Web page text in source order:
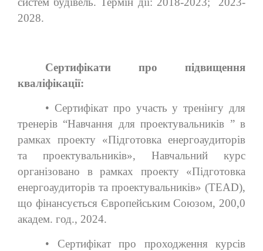
2028.
Сертифікати про підвищення
кваліфікації:
• Сертифікат про участь у тренінгу для
тренерів “Навчання для проектувальників ” в
рамках проекту «Підготовка енергоаудиторів
та проектувальників», Навчальний курс
організовано в рамках проекту «Підготовка
енергоаудиторів та проектувальників» (TEAD),
що фінансується Європейським Союзом, 200,0
академ. год., 2024.
• Сертифікат про проходження курсів